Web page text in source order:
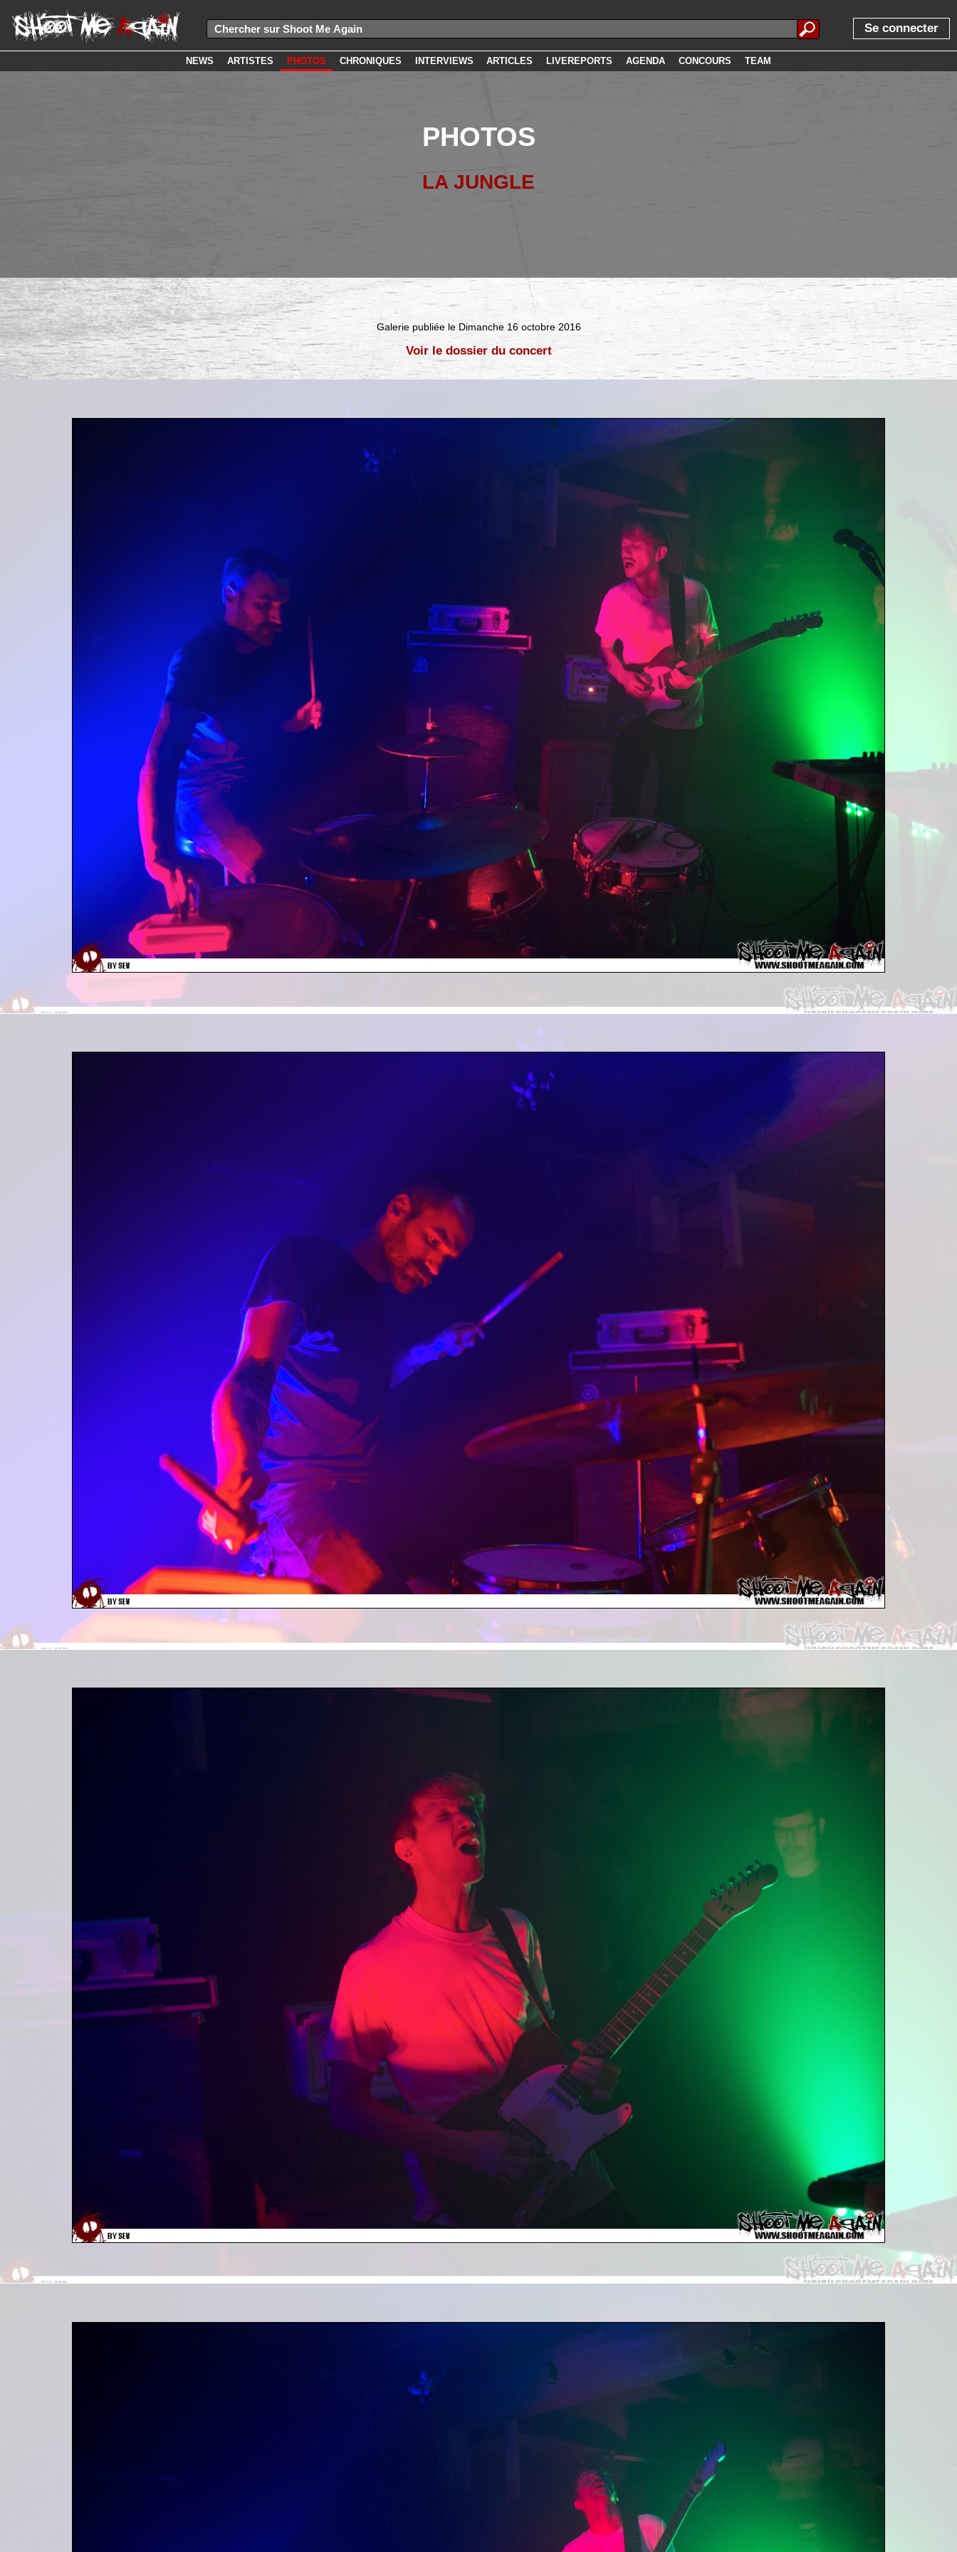
Se connecter
NEWS ARTISTES PHOTOS CHRONIQUES INTERVIEWS ARTICLES LIVEREPORTS AGENDA CONCOURS TEAM
PHOTOS
LA JUNGLE
Galerie publiée le Dimanche 16 octobre 2016
Voir le dossier du concert